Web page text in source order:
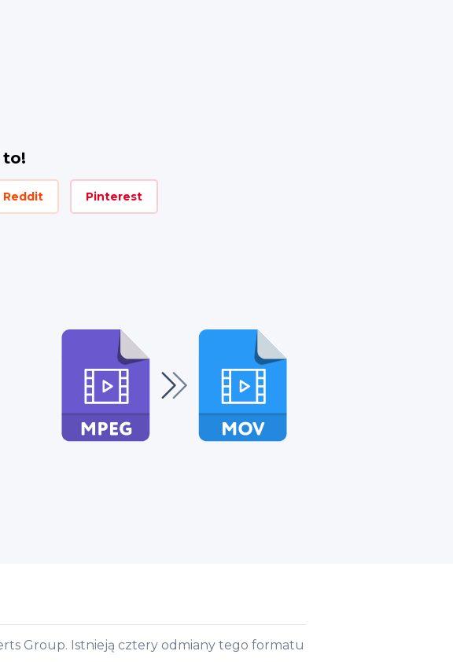
to!
Reddit Pinterest
Group. Istnieją cztery odmiany tego formatu